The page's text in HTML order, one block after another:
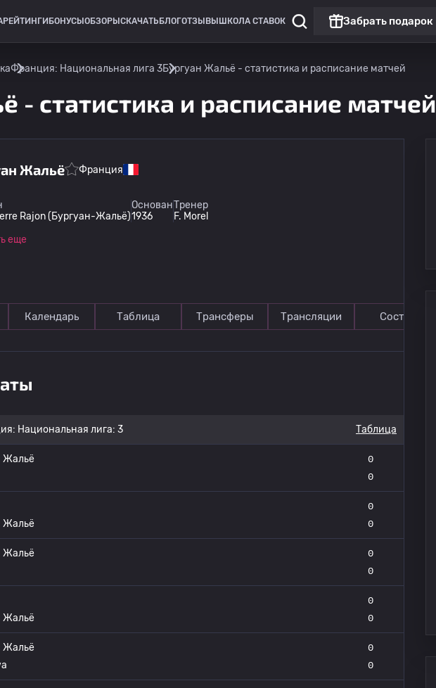
РЕЙТИНГИ БОНУСЫ ОБЗОРЫ СКАЧАТЬ БЛОГОТЗЫВЫ ШКОЛА СТАВОК Забрать подарок
Франция: Национальная лига 3Бургуан Жальё - статистика и расписание матчей
- статистика и расписание матчей
Жальё Франция
Rajon (Бургуан-Жальё)
Основан
1936
Тренер
F. Morel
еще
Календарь Таблица Трансферы Трансляции Состав
Национальная лига: 3 Таблица
Жальё
0
0
Жальё
0
0
Жальё
0
0
Жальё
0
0
Жальё
0
0